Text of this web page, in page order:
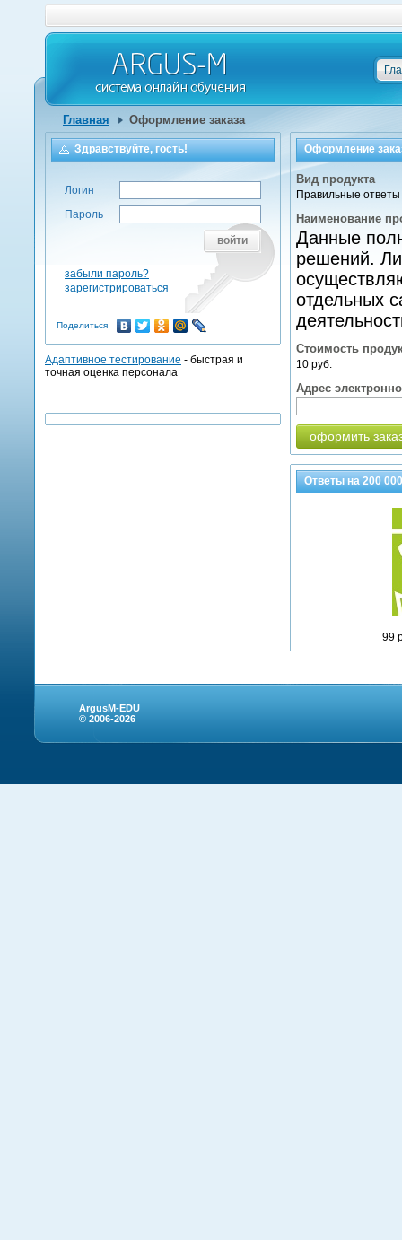
Главная Оформление заказа
Оформление
Вид продукта
Правильные ответы
Наименование
Данные
решений.
отдельных
Стоимость
10 руб.
Адрес
оформить
Ответы на200 000
99
Здравствуйте, гость!
Логин
Пароль
войти
забыли пароль?
зарегистрироваться
Поделиться
Адаптивное тестирование - быстрая и
точная оценка персонала
ArgusM-EDU
© 2006-2026